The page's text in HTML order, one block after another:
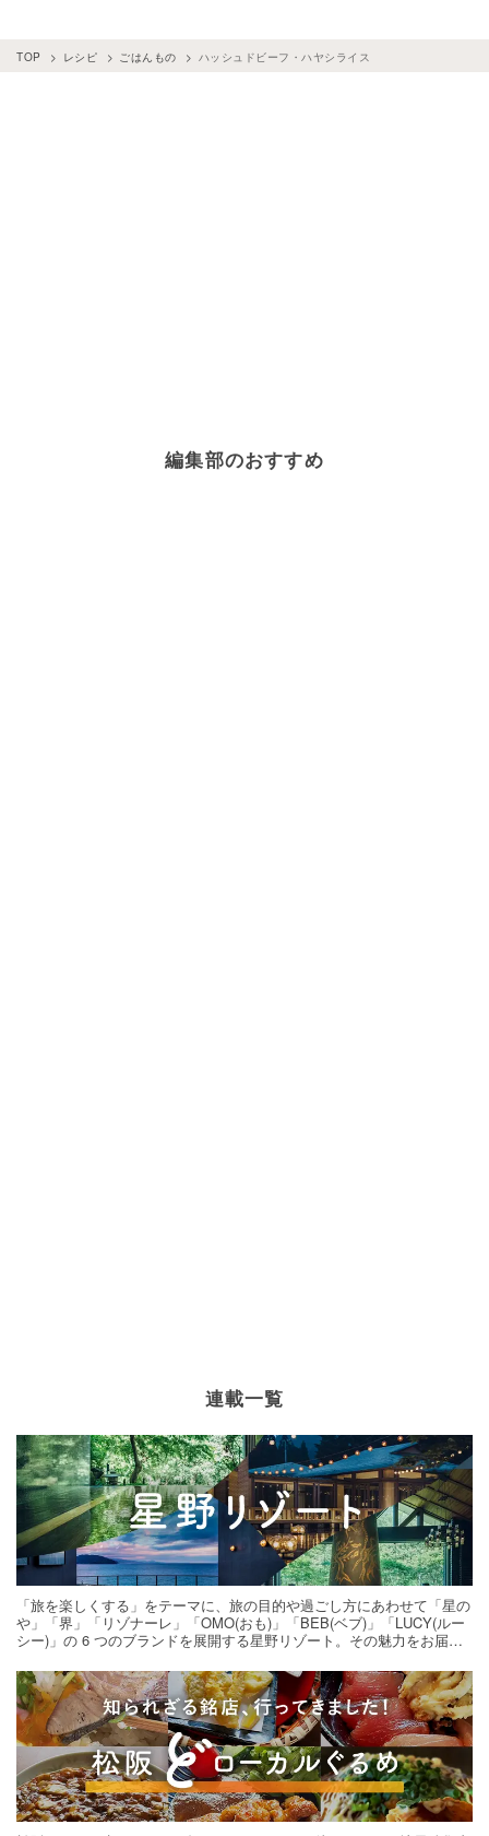
TOP レシピ ごはんもの ハッシュドビーフ・ハヤシライス
編集部のおすすめ
連載一覧
「旅を楽しくする」をテーマに、旅の目的や過ごし方にあわせて「星の
や」「界」「リゾナーレ」「OMO(おも)」「BEB(ベブ)」「LUCY(ルー
シー)」の 6 つのブランドを展開する星野リゾート。その魅力をお届け